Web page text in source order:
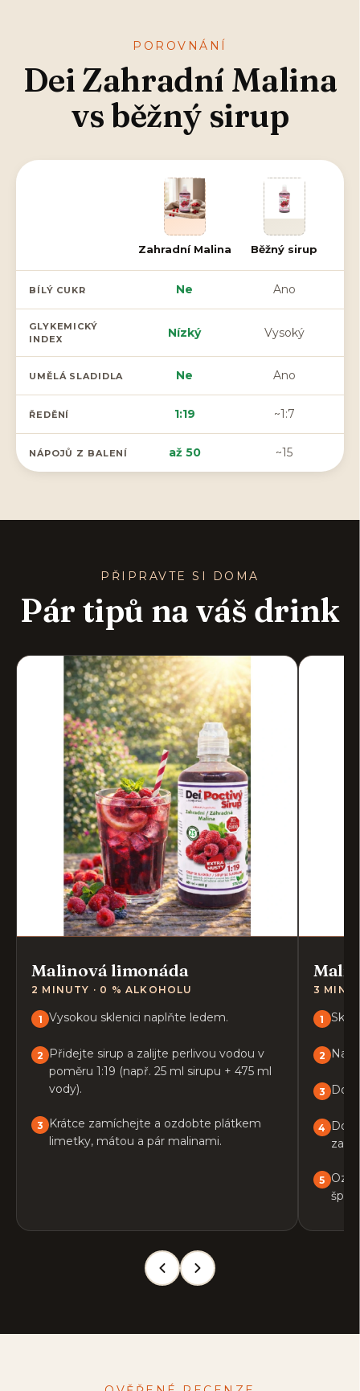
POROVNÁNÍ
Dei Zahradní Malina
vs běžný sirup
Zahradní Malina Běžný sirup
BÍLÝ CUKR Ne Ano
GLYKEMICKÝ
INDEX
Nízký Vysoký
UMĚLÁ SLADIDLA Ne Ano
ŘEDĚNÍ 1:19 ~1:7
NÁPOJŮ Z BALENÍ až 50 ~15
PŘIPRAVTE SI DOMA
Pár tipů na váš drink
Malinová limonáda
2 MINUTY · 0 % ALKOHOLU
Vysokou sklenici naplňte ledem.
Přidejte sirup a zalijte perlivou vodou v
poměru 1:19 (např. 25 ml sirupu + 475 ml
vody).
Krátce zamíchejte a ozdobte plátkem
limetky, mátou a pár malinami.
3
špejli.